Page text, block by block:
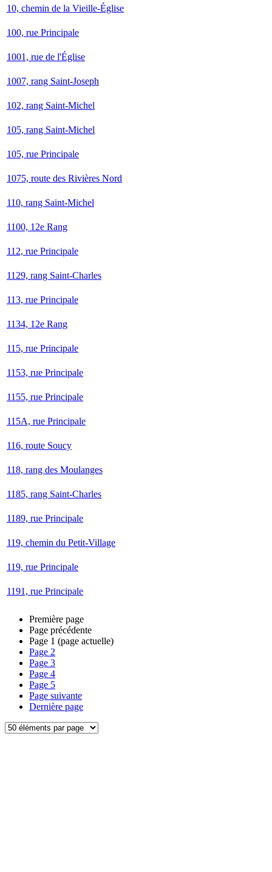
10, chemin de la Vieille-Église
100, rue Principale
1001, rue de l'Église
1007, rang Saint-Joseph
102, rang Saint-Michel
105, rang Saint-Michel
105, rue Principale
1075, route des Rivières Nord
110, rang Saint-Michel
1100, 12e Rang
112, rue Principale
1129, rang Saint-Charles
113, rue Principale
1134, 12e Rang
115, rue Principale
1153, rue Principale
1155, rue Principale
115A, rue Principale
116, route Soucy
118, rang des Moulanges
1185, rang Saint-Charles
1189, rue Principale
119, chemin du Petit-Village
119, rue Principale
1191, rue Principale
Première page
Page précédente
Page 1 (page actuelle)
Page 2
Page 3
Page 4
Page 5
Page suivante
Dernière page